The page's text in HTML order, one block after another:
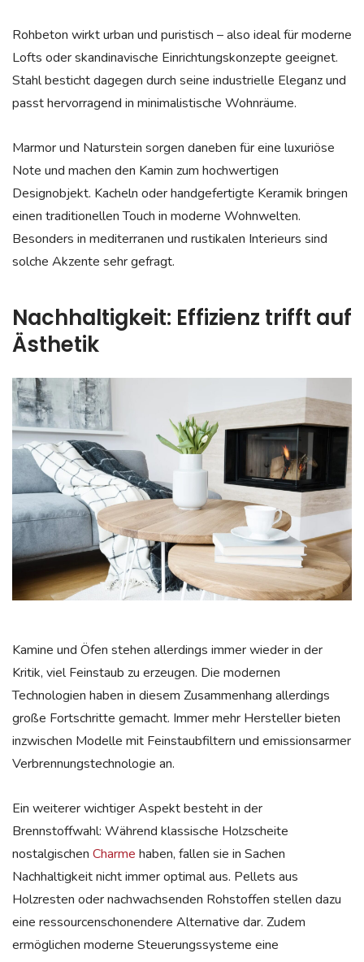
Rohbeton wirkt urban und puristisch – also ideal für moderne
Lofts oder skandinavische Einrichtungskonzepte geeignet.
Stahl besticht dagegen durch seine industrielle Eleganz und
passt hervorragend in minimalistische Wohnräume.
Marmor und Naturstein sorgen daneben für eine luxuriöse
Note und machen den Kamin zum hochwertigen
Designobjekt. Kacheln oder handgefertigte Keramik bringen
einen traditionellen Touch in moderne Wohnwelten.
Besonders in mediterranen und rustikalen Interieurs sind
solche Akzente sehr gefragt.
Nachhaltigkeit: Effizienz trifft auf
Ästhetik
Kamine und Öfen stehen allerdings immer wieder in der
Kritik, viel Feinstaub zu erzeugen. Die modernen
Technologien haben in diesem Zusammenhang allerdings
große Fortschritte gemacht. Immer mehr Hersteller bieten
inzwischen Modelle mit Feinstaubfiltern und emissionsarmer
Verbrennungstechnologie an.
Ein weiterer wichtiger Aspekt besteht in der
Brennstoffwahl: Während klassische Holzscheite
nostalgischen Charme haben, fallen sie in Sachen
Nachhaltigkeit nicht immer optimal aus. Pellets aus
Holzresten oder nachwachsenden Rohstoffen stellen dazu
eine ressourcenschonendere Alternative dar. Zudem
ermöglichen moderne Steuerungssysteme eine